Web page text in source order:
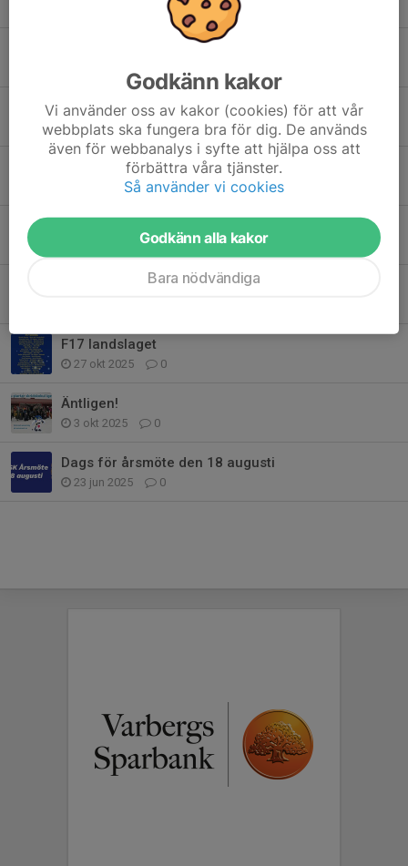
0
VM-guld!
18 jan, 19:55 0
Kajsa ny lagkapten i landslaget!
13 jan, 11:07 0
0
F17 landslaget
27 okt 2025 0
Äntligen!
3 okt 2025 0
Dags för årsmöte den 18 augusti
23 jun 2025 0
Godkänn kakor
Vi använder oss av kakor (cookies) för att vår
webbplats ska fungera bra för dig. De används
även för webbanalys i syfte att hjälpa oss att
förbättra våra tjänster.
Så använder vi cookies
Godkänn alla kakor
Bara nödvändiga